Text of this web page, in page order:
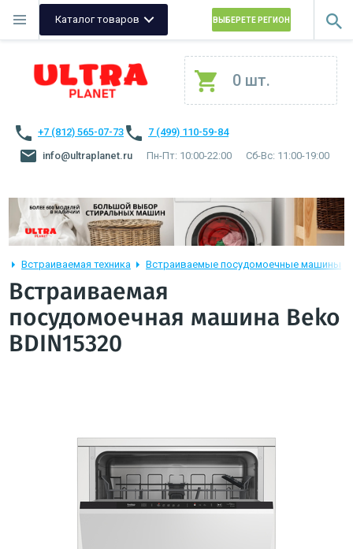
Каталог товаров ВЫБЕРЕТЕ РЕГИОН
0 шт.
+7 (812) 565-07-73
7 (499) 110-59-84
info@ultraplanet.ru
Пн-Пт: 10:00-22:00 Сб-Вс: 11:00-19:00
Встраиваемая техника Встраиваемые посудомоечные машины
Встраиваемая
посудомоечная машина Beko
BDIN15320